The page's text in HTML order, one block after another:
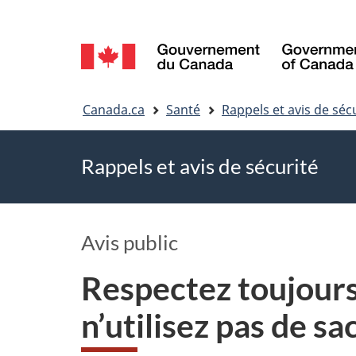
Sélection
de
la
Canada.ca Santé Rappels et avis de
Rappels et avis de sécurité
Avis public
Respectez
n’utilisez pas de